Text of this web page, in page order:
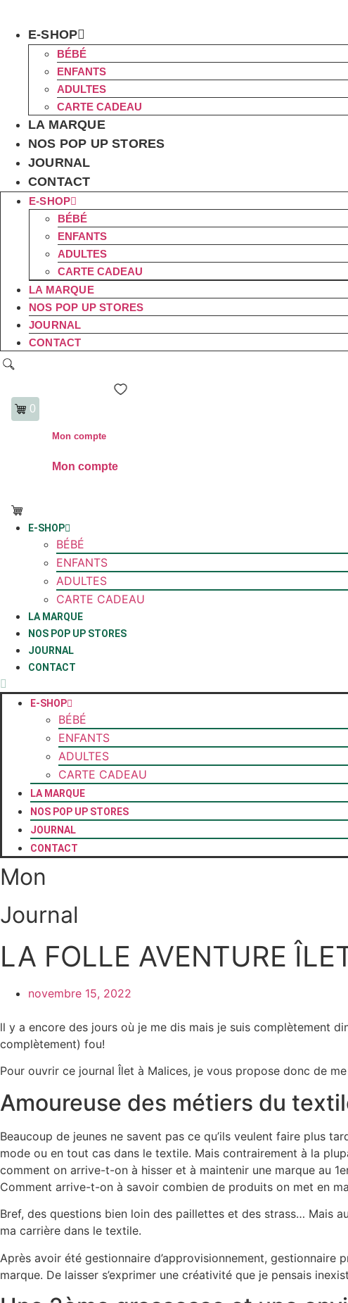
contenuE-SHOP
BÉBÉ
ENFANTS
ADULTES
CARTE CADEAU
LA MARQUE
NOS POP UP STORES
JOURNAL
CONTACT
E-SHOP
BÉBÉ
ENFANTS
ADULTES
CARTE CADEAU
LA MARQUE
NOS POP UP STORES
JOURNAL
CONTACT
0
Mon compte
Mon compte
E-SHOP
BÉBÉ
ENFANTS
ADULTES
CARTE CADEAU
LA MARQUE
NOS POP UP STORES
JOURNAL
CONTACT
E-SHOP
BÉBÉ
ENFANTS
ADULTES
CARTE CADEAU
LA MARQUE
NOS POP UP STORES
JOURNAL
CONTACT
Mon
Journal
LA FOLLE AVENTURE
novembre 15, 2022
ll y a encore des jours où je me dis mais je suis complètement
complètement) fou!
Pour ouvrir ce journal Îlet à Malices, je vous propose donc de
Amoureuse des métiers du
Beaucoup de jeunes ne savent pas ce qu’ils veulent faire plus
mode ou en tout cas dans le textile. Mais contrairement à la
comment on arrive-t-on à hisser et à maintenir une marque au
Comment arrive-t-on à savoir combien de produits on met en
Bref, des questions bien loin des paillettes et des strass… Mais
ma carrière dans le textile.
Après avoir été gestionnaire d’approvisionnement, gestionnaire
marque. De laisser s’exprimer une créativité que je pensais